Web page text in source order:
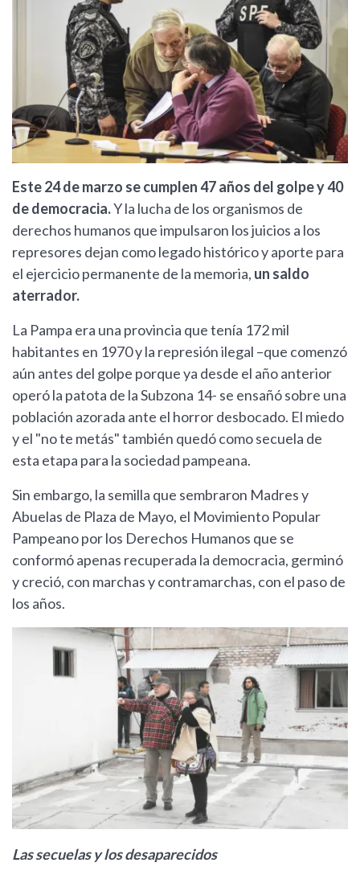
Este 24 de marzo se cumplen 47 años del golpe y 40
de democracia.Y la lucha de los organismos de
derechos humanos que impulsaron los juicios a los
represores dejan como legado histórico y aporte para
el ejercicio permanente de la memoria, un saldo
aterrador.
La Pampa era una provincia que tenía 172 mil
habitantes en 1970 y la represión ilegal –que comenzó
aún antes del golpe porque ya desde el año anterior
operó la patota de la Subzona 14- se ensañó sobre una
población azorada ante el horror desbocado. El miedo
y el "no te metás" también quedó como secuela de
esta etapa para la sociedad pampeana.
Sin embargo, la semilla que sembraron Madres y
Abuelas de Plaza de Mayo, el Movimiento Popular
Pampeano por los Derechos Humanos que se
conformó apenas recuperada la democracia, germinó
y creció, con marchas y contramarchas, con el paso de
los años.
Las secuelas y los desaparecidos